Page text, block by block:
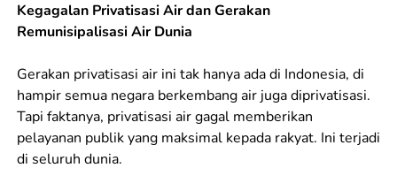
Kegagalan Privatisasi Air dan Gerakan
Remunisipalisasi Air Dunia
Gerakan privatisasi air ini tak hanya ada di Indonesia, di
hampir semua negara berkembang air juga diprivatisasi.
Tapi faktanya, privatisasi air gagal memberikan
pelayanan publik yang maksimal kepada rakyat. Ini terjadi
di seluruh dunia.